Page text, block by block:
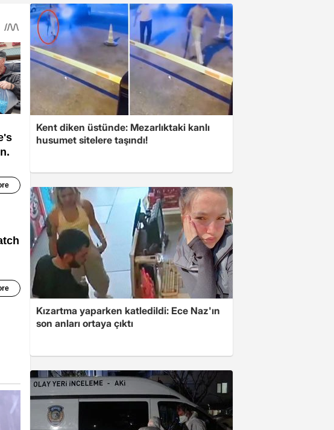
Kent diken üstünde: Mezarlıktaki kanlı
husumet sitelere taşındı!
Kızartma yaparken katledildi: Ece Naz'ın
son anları ortaya çıktı